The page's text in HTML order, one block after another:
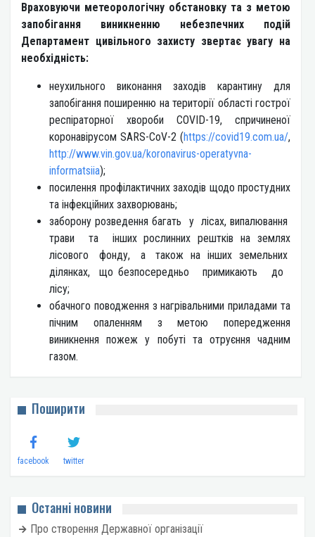
Враховуючи метеорологічну обстановку та з метою
запобігання виникненню небезпечних подій
Департамент цивільного захисту звертає увагу на
необхідність:
неухильного виконання заходів карантину для
запобігання поширенню на території області гострої
респіраторної хвороби COVID-19, спричиненої
коронавірусом SARS-CoV-2 (https://covid19.com.ua/,
http://www.vin.gov.ua/koronavirus-operatyvna-
informatsiia);
посилення профілактичних заходів щодо простудних
та інфекційних захворювань;
заборону розведення багать у лісах, випалювання
трави та інших рослинних рештків на землях
лісового фонду, а також на інших земельних
ділянках, що безпосередньо примикають до
лісу;
обачного поводження з нагрівальними приладами та
пічним опаленням з метою попередження
виникнення пожеж у побуті та отруєння чадним
газом.
Поширити
facebook twitter
Останні новини
Про створення Державної організації